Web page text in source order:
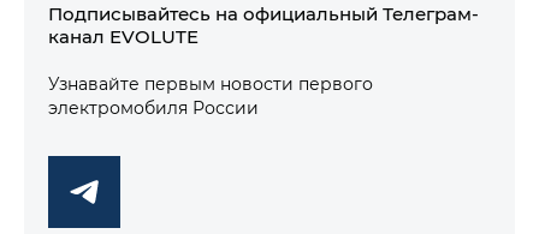
Подписывайтесь на официальный Телеграм-
канал EVOLUTE
Узнавайте первым новости первого
электромобиля России